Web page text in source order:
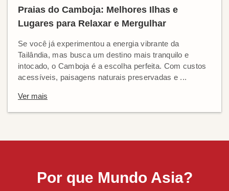
Praias do Camboja: Melhores Ilhas e
Lugares para Relaxar e Mergulhar
Se você já experimentou a energia vibrante da
Tailândia, mas busca um destino mais tranquilo e
intocado, o Camboja é a escolha perfeita. Com custos
acessíveis, paisagens naturais preservadas e ...
Ver mais
Por que Mundo Asia?